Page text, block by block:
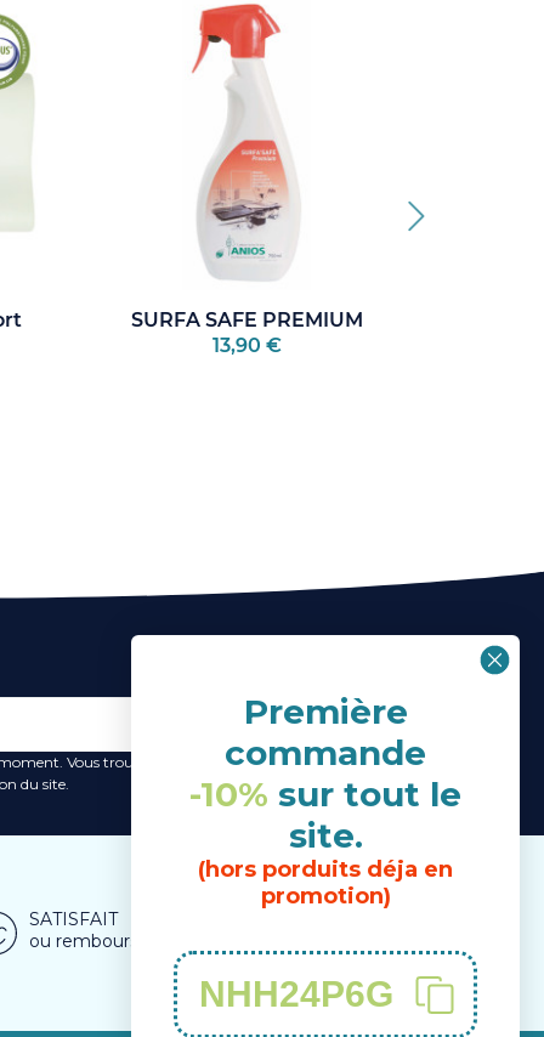
SURFA SAFE PREMIUM
13,90 €
S’ABONNER
Vous trouverez pour cela nos informations de
du site.
SATISFAIT
ou remboursé
Première
commande
-10% sur tout le
site.
(hors porduits déja en
promotion)
NHH24P6G